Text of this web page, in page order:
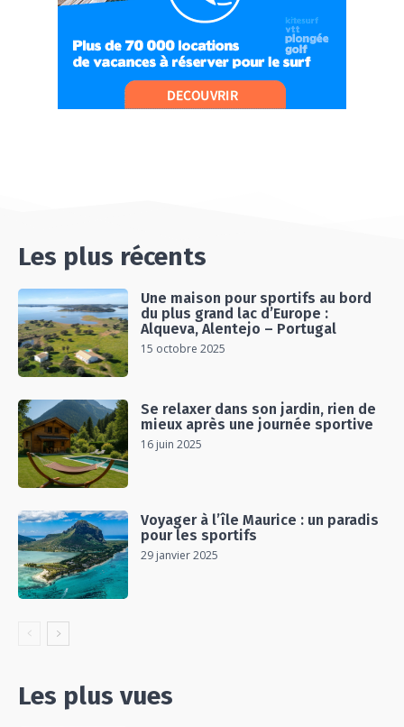
#Ep12 VLOG : ANNECY, ENTRE LAC ET
06:26
UN SÉJOUR SPORT & NATURE
07:19
Les plus récents
Une maison pour sportifs au bord
du plus grand lac d’Europe :
Alqueva, Alentejo – Portugal
15 octobre 2025
Se relaxer dans son jardin, rien de
mieux après une journée sportive
16 juin 2025
Voyager à l’île Maurice : un paradis
pour les sportifs
29 janvier 2025
Les plus vues